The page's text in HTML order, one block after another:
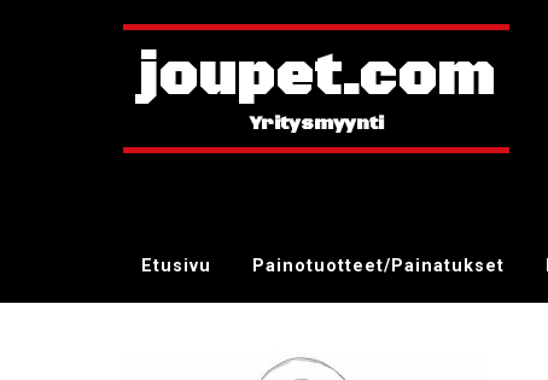
joupet.com
Etusivu Painotuotteet/Painatukset